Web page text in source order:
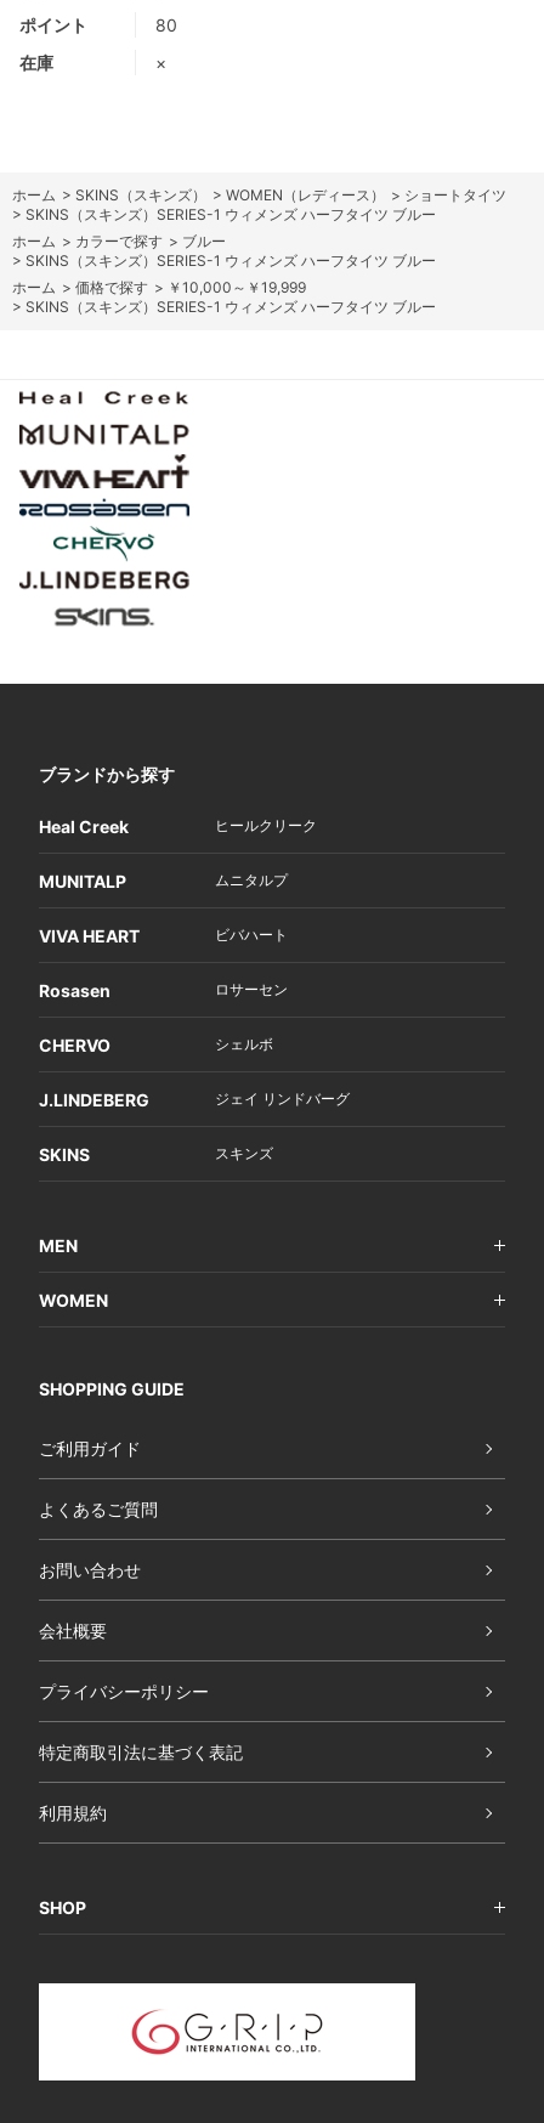
ポイント
80
在庫
×
ホーム > SKINS（スキンズ） > WOMEN（レディース） > ショートタイツ
> SKINS（スキンズ）SERIES-1 ウィメンズ ハーフタイツ ブルー
ホーム > カラーで探す > ブルー
> SKINS（スキンズ）SERIES-1 ウィメンズ ハーフタイツ ブルー
ホーム > 価格で探す > ￥10,000～￥19,999
> SKINS（スキンズ）SERIES-1 ウィメンズ ハーフタイツ ブルー
ブランドから探す
Heal Creek ヒールクリーク
MUNITALP ムニタルプ
VIVA HEART ビバハート
Rosasen ロサーセン
CHERVO シェルボ
J.LINDEBERG ジェイ リンドバーグ
SKINS スキンズ
MEN
WOMEN
SHOPPING GUIDE
ご利用ガイド
よくあるご質問
お問い合わせ
会社概要
プライバシーポリシー
特定商取引法に基づく表記
利用規約
SHOP